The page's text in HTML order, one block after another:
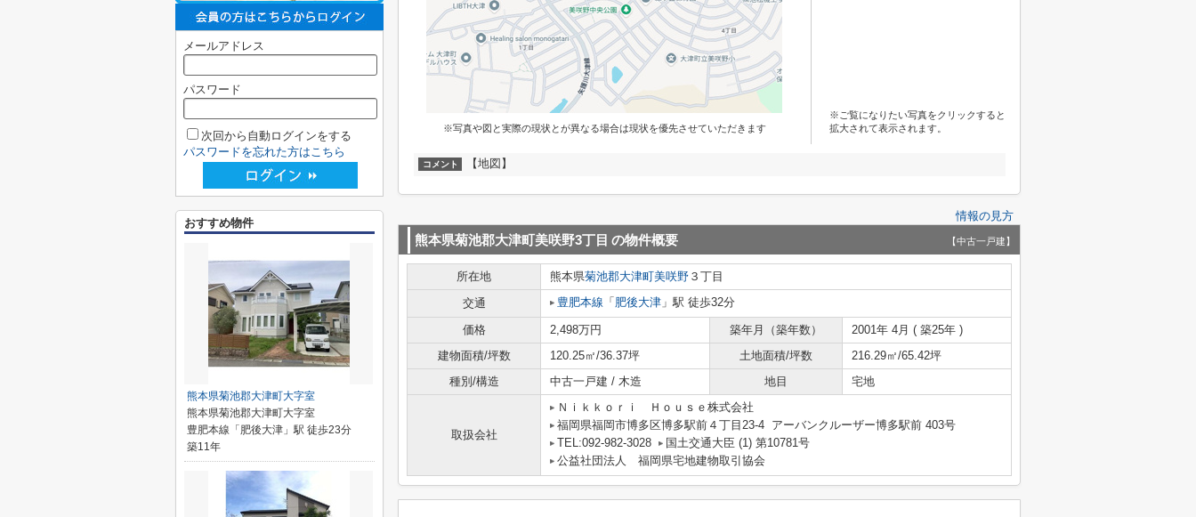
※写真や図と実際の現状とが異なる場合は現状を優先させていただきます
※ご覧になりたい写真をクリックすると
拡大されて表示されます。
コメント 【地図】
情報の見方
熊本県菊池郡大津町美咲野3丁目 の物件概要 【中古一戸建】
所在地 熊本県菊池郡大津町美咲野 ３丁目
交通
豊肥本線 「 肥後大津 」駅 徒歩32分
価格 2,498万円 築年月（築年数）
2001年 4月 ( 築25年 )
建物面積/坪数
120.25㎡/36.37坪 土地面積/坪数
216.29㎡/65.42坪
種別/構造
中古一戸建 / 木造 地目 宅地
取扱会社
Ｎｉｋｋｏｒｉ Ｈｏｕｓｅ株式会社
福岡県福岡市博多区博多駅前４丁目23-4 アーバンクルーザー博多駅前 403号
TEL:092-982-3028
国土交通大臣 (1) 第10781号
公益社団法人 福岡県宅地建物取引協会
メールアドレス
パスワード
次回から自動ログインをする
パスワードを忘れた方はこちら
おすすめ物件
熊本県菊池郡大津町大字室
熊本県菊池郡大津町大字室
豊肥本線「肥後大津」駅 徒歩23分
築11年